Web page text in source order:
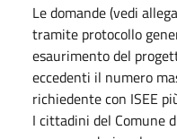
Le domande (vedi
tramite protocollo
esaurimento del
eccedenti il numero
richiedente con ISEE
I cittadini del Comune